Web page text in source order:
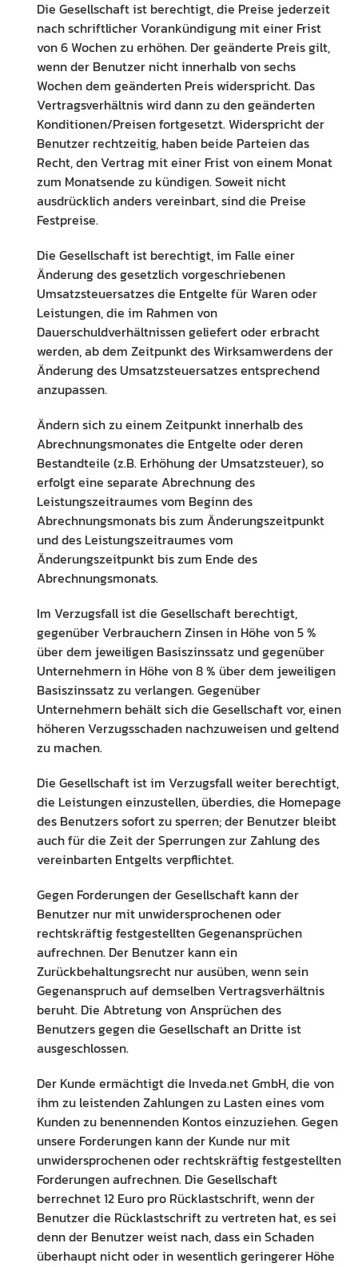
Die Gesellschaft ist berechtigt, die Preise jederzeit
nach schriftlicher Vorankündigung mit einer Frist
von 6 Wochen zu erhöhen. Der geänderte Preis gilt,
wenn der Benutzer nicht innerhalb von sechs
Wochen dem geänderten Preis widerspricht. Das
Vertragsverhältnis wird dann zu den geänderten
Konditionen/Preisen fortgesetzt. Widerspricht der
Benutzer rechtzeitig, haben beide Parteien das
Recht, den Vertrag mit einer Frist von einem Monat
zum Monatsende zu kündigen. Soweit nicht
ausdrücklich anders vereinbart, sind die Preise
Festpreise.
Die Gesellschaft ist berechtigt, im Falle einer
Änderung des gesetzlich vorgeschriebenen
Umsatzsteuersatzes die Entgelte für Waren oder
Leistungen, die im Rahmen von
Dauerschuldverhältnissen geliefert oder erbracht
werden, ab dem Zeitpunkt des Wirksamwerdens der
Änderung des Umsatzsteuersatzes entsprechend
anzupassen.
Ändern sich zu einem Zeitpunkt innerhalb des
Abrechnungsmonates die Entgelte oder deren
Bestandteile (z.B. Erhöhung der Umsatzsteuer), so
erfolgt eine separate Abrechnung des
Leistungszeitraumes vom Beginn des
Abrechnungsmonats bis zum Änderungszeitpunkt
und des Leistungszeitraumes vom
Änderungszeitpunkt bis zum Ende des
Abrechnungsmonats.
Im Verzugsfall ist die Gesellschaft berechtigt,
gegenüber Verbrauchern Zinsen in Höhe von 5 %
über dem jeweiligen Basiszinssatz und gegenüber
Unternehmern in Höhe von 8 % über dem jeweiligen
Basiszinssatz zu verlangen. Gegenüber
Unternehmern behält sich die Gesellschaft vor, einen
höheren Verzugsschaden nachzuweisen und geltend
zu machen.
Die Gesellschaft ist im Verzugsfall weiter berechtigt,
die Leistungen einzustellen, überdies, die Homepage
des Benutzers sofort zu sperren; der Benutzer bleibt
auch für die Zeit der Sperrungen zur Zahlung des
vereinbarten Entgelts verpflichtet.
Gegen Forderungen der Gesellschaft kann der
Benutzer nur mit unwidersprochenen oder
rechtskräftig festgestellten Gegenansprüchen
aufrechnen. Der Benutzer kann ein
Zurückbehaltungsrecht nur ausüben, wenn sein
Gegenanspruch auf demselben Vertragsverhältnis
beruht. Die Abtretung von Ansprüchen des
Benutzers gegen die Gesellschaft an Dritte ist
ausgeschlossen.
Der Kunde ermächtigt die Inveda.net GmbH, die von
ihm zu leistenden Zahlungen zu Lasten eines vom
Kunden zu benennenden Kontos einzuziehen. Gegen
unsere Forderungen kann der Kunde nur mit
unwidersprochenen oder rechtskräftig festgestellten
Forderungen aufrechnen. Die Gesellschaft
berrechnet 12 Euro pro Rücklastschrift, wenn der
Benutzer die Rücklastschrift zu vertreten hat, es sei
denn der Benutzer weist nach, dass ein Schaden
überhaupt nicht oder in wesentlich geringerer Höhe